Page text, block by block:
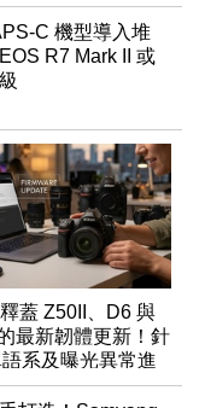
C 機型導入堆
R7 Mark II 或
蓋 Z50II、D6 與
最新韌體更新！針
系及曝光異常進